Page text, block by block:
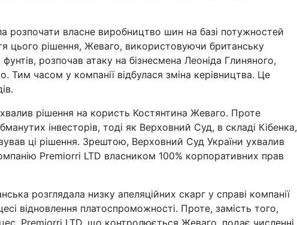
розпочати власне виробництво шин на базі потужностей
цього рішення, Жеваго, використовуючи британську
розпочав атаку на бізнесмена Леоніда Глиняного,
часом у компанії відбулася зміна керівництва. Це
рішення на користь Костянтина Жеваго. Проте
інвесторів, тоді як Верховний Суд, в складі Кібенка,
ці рішення. Зрештою, Верховний Суд України ухвалив
Premiorri LTD власником 100% корпоративних прав
розглядала низку апеляційних скарг у справі компанії
відновлення платоспроможності. Проте, замість того,
Premiorri LTD, що контролюється Жеваго, подає численні